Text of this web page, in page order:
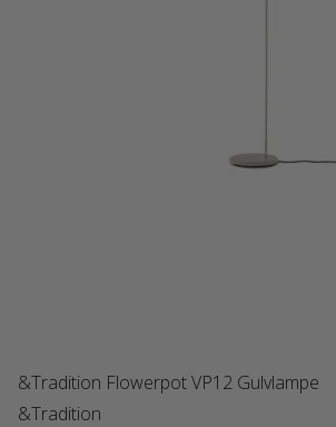
&Tradition Flowerpot VP12 Gulvlampe
&Tradition